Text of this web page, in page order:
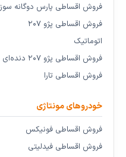
فروش اقساطی پارس دوگانه سوز
فروش اقساطی پژو ۲۰۷
اتوماتیک
فروش اقساطی پژو ۲۰۷ دنده‌ای
فروش اقساطی تارا
خودروهای مونتاژی
فروش اقساطی فونیکس
فروش اقساطی فیدلیتی